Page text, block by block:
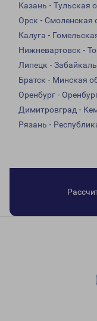
Казань - Тульская
Орск - Смоленская
Калуга -
Нижневартовск -
Липецк -
Братск - Минская
Оренбург -
Димитровград -
Рязань -